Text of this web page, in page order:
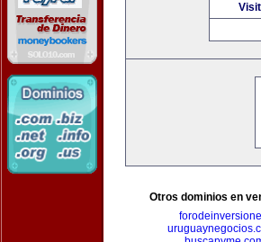
Otros dominios en